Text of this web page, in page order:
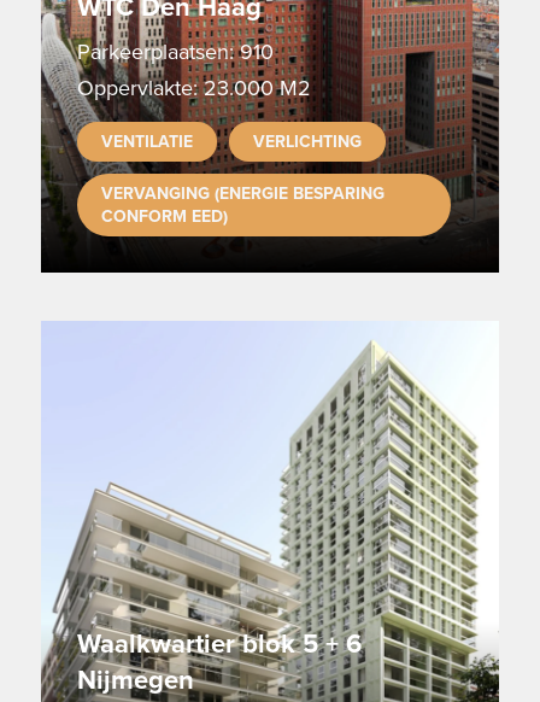
Parkeerplaatsen: 910
Oppervlakte: 23.000 M2
VENTILATIE VERLICHTING
VERVANGING (ENERGIE BESPARING
CONFORM EED)
Waalkwartier blok 5 + 6
Nijmegen